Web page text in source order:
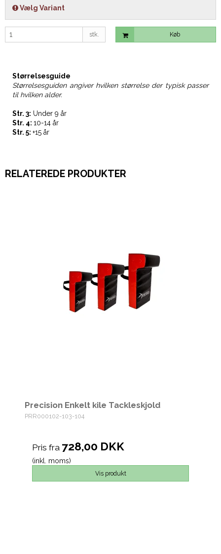
Vælg Variant
stk. Køb
Størrelsesguide
Størrelsesguiden angiver hvilken størrelse der typisk passer
til hvilken alder.
Str. 3: Under 9 år
Str. 4: 10-14 år
Str. 5: +15 år
RELATEREDE PRODUKTER
Precision Enkelt kile Tackleskjold
PRR000102-103-104
Pris fra 728,00 DKK
(inkl. moms)
Vis produkt